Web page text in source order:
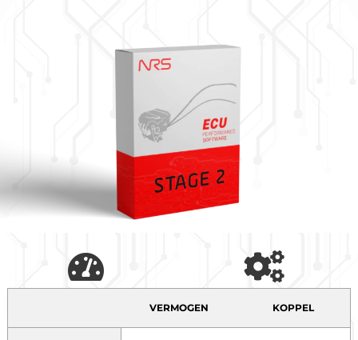
VERMOGEN KOPPEL